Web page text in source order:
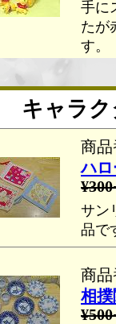
手に
たが
す。
キャラ
商品
ハ
サン
品で
商品
相